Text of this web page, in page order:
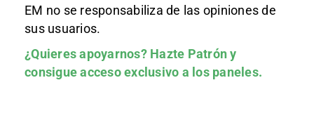
EM no se responsabiliza de las opiniones de
sus usuarios.
¿Quieres apoyarnos? Hazte Patróny
consigue acceso exclusivo a los paneles.